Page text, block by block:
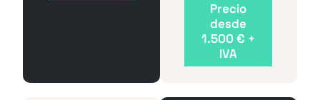
Precio
desde
1.500 € +
IVA